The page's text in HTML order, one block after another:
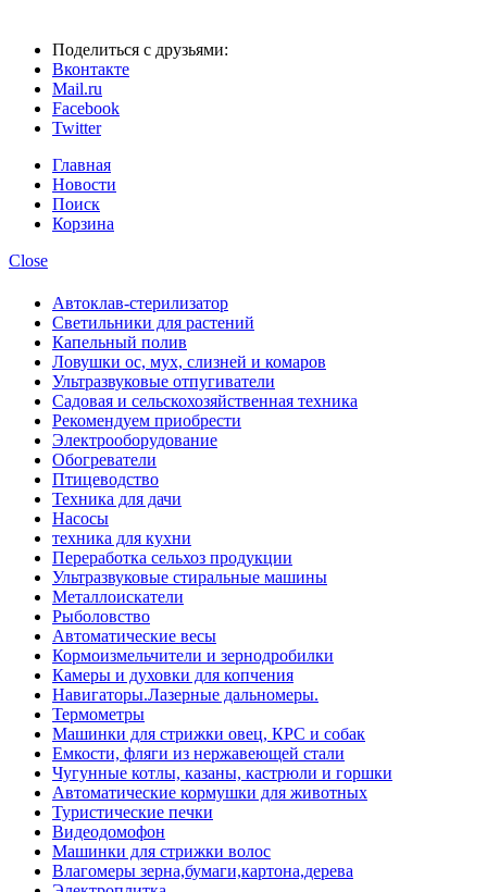
Поделиться с друзьями:
Вконтакте
Mail.ru
Facebook
Twitter
Главная
Новости
Поиск
Корзина
Close
Автоклав-стерилизатор
Светильники для растений
Капельный полив
Ловушки ос, мух, слизней и комаров
Ультразвуковые отпугиватели
Садовая и сельскохозяйственная техника
Рекомендуем приобрести
Электрооборудование
Обогреватели
Птицеводство
Техника для дачи
Насосы
техника для кухни
Переработка сельхоз продукции
Ультразвуковые стиральные машины
Металлоискатели
Рыболовство
Автоматические весы
Кормоизмельчители и зернодробилки
Камеры и духовки для копчения
Навигаторы.Лазерные дальномеры.
Термометры
Машинки для стрижки овец, КРС и собак
Емкости, фляги из нержавеющей стали
Чугунные котлы, казаны, кастрюли и горшки
Автоматические кормушки для животных
Туристические печки
Видеодомофон
Машинки для стрижки волос
Влагомеры зерна,бумаги,картона,дерева